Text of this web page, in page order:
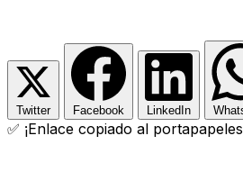
Twitter Facebook LinkedIn
✅ ¡Enlace copiado al